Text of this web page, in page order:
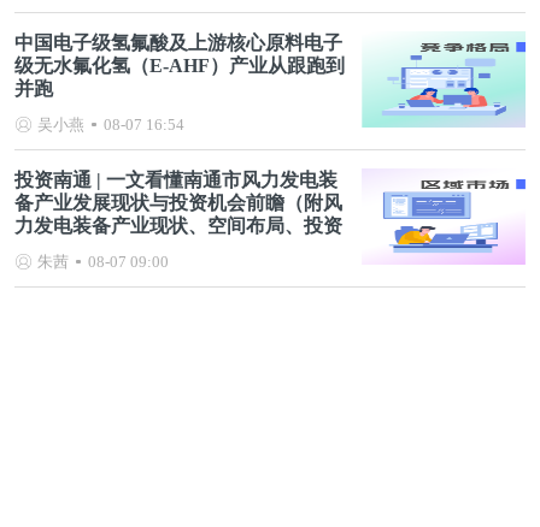
中国电子级氢氟酸及上游核心原料电子
级无水氟化氢（E-AHF）产业从跟跑到
并跑
吴小燕 08-07 16:54
投资南通 | 一文看懂南通市风力发电装
备产业发展现状与投资机会前瞻（附风
力发电装备产业现状、空间布局、投资
朱茜 08-07 09:00